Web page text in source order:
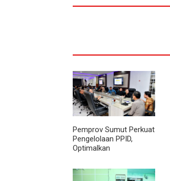
Pemprov Sumut Perkuat
Pengelolaan PPID,
Optimalkan
Permendagri Nomor 2
Tahun 2026